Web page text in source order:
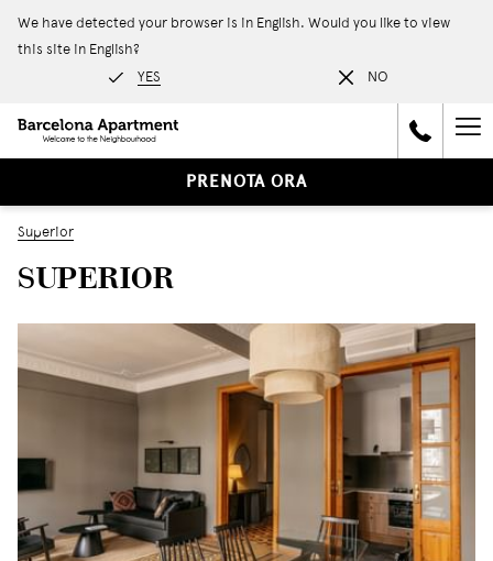
We have detected your browser is in English. Would you like to view
this site in English?
YES NO
PRENOTA ORA
Superior
SUPERIOR